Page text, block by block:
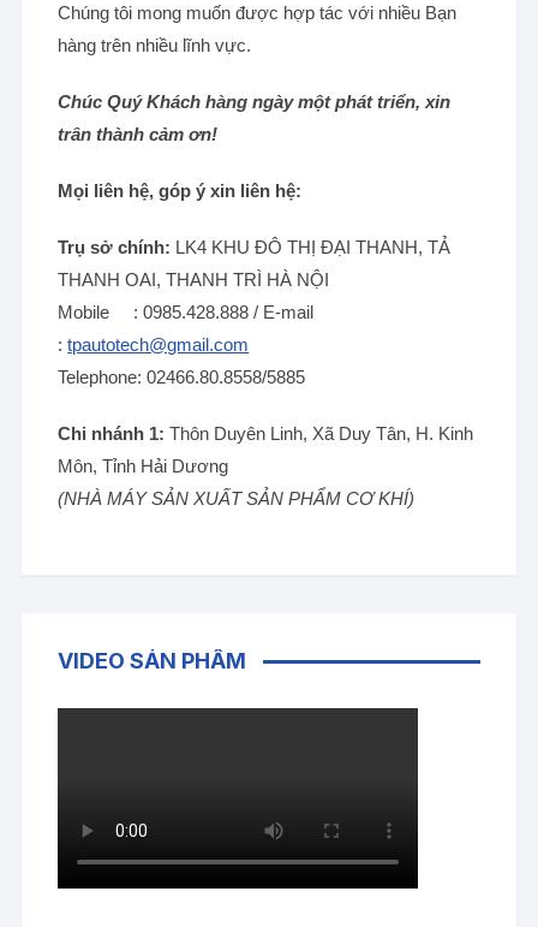
Chúng tôi mong muốn được hợp tác với nhiều Bạn
hàng trên nhiều lĩnh vực.
Chúc Quý Khách hàng ngày một phát triển, xin
trân thành cảm ơn!
Mọi liên hệ, góp ý xin liên hệ:
Trụ sở chính: LK4 KHU ĐÔ THỊ ĐẠI THANH, TẢ
THANH OAI, THANH TRÌ HÀ NỘI
Mobile : 0985.428.888 / E-mail
:tpautotech@gmail.com
Telephone: 02466.80.8558/5885
Chi nhánh 1: Thôn Duyên Linh, Xã Duy Tân, H. Kinh
Môn, Tỉnh Hải Dương
(NHÀ MÁY SẢN XUẤT SẢN PHẨM CƠ KHÍ)
VIDEO SẢN PHẨM